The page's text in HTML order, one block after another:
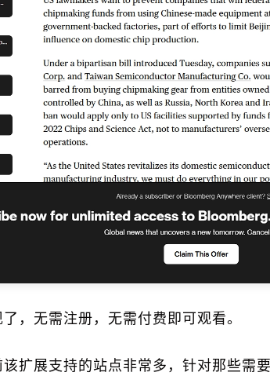
，无需注册，无需付费即可观看。
扩展支持的站点非常多，针对那些需